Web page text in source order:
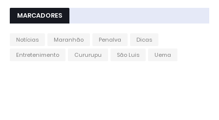
MARCADORES
Notícias Maranhão Penalva
Dicas
Entretenimento
Cururupu São Luis Uema